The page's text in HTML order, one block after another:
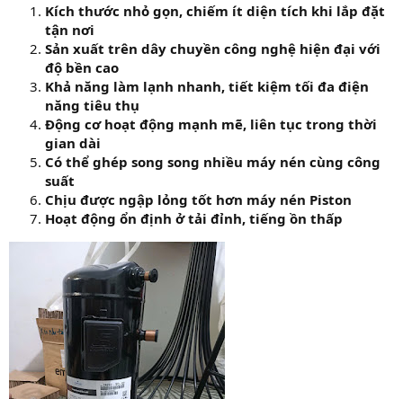
Kích thước nhỏ gọn, chiếm ít diện tích khi lắp đặt
tận nơi
Sản xuất trên dây chuyền công nghệ hiện đại với
độ bền cao
Khả năng làm lạnh nhanh, tiết kiệm tối đa điện
năng tiêu thụ
Động cơ hoạt động mạnh mẽ, liên tục trong thời
gian dài
Có thể ghép song song nhiều máy nén cùng công
suất
Chịu được ngập lỏng tốt hơn máy nén Piston
Hoạt động ổn định ở tải đỉnh, tiếng ồn thấp